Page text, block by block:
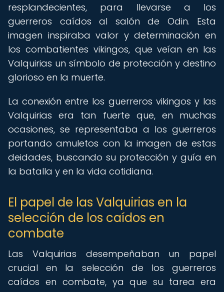
resplandecientes, para llevarse a los
guerreros caídos al salón de Odin. Esta
imagen inspiraba valor y determinación en
los combatientes vikingos, que veían en las
Valquirias un símbolo de protección y destino
glorioso en la muerte.
La conexión entre los guerreros vikingos y las
Valquirias era tan fuerte que, en muchas
ocasiones, se representaba a los guerreros
portando amuletos con la imagen de estas
deidades, buscando su protección y guía en
la batalla y en la vida cotidiana.
El papel de las Valquirias en la
selección de los caídos en
combate
Las Valquirias desempeñaban un papel
crucial en la selección de los guerreros
caídos en combate, ya que su tarea era